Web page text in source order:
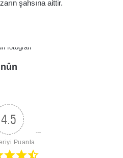
şahsına aittir.
nûn
4.5
Puanla